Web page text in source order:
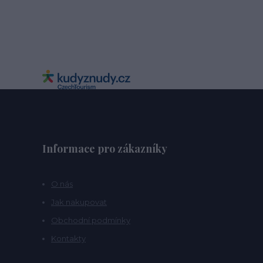
Informace pro zákazníky
O nás
Jak nakupovat
Obchodní podmínky
Kontakty